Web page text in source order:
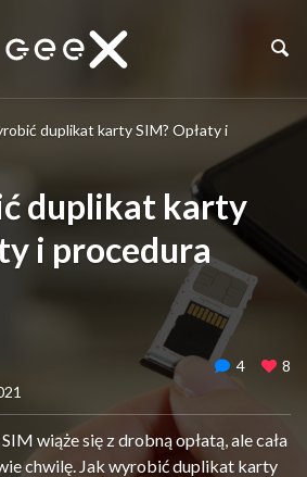
duplikat karty SIM? Opłaty i
duplikat karty
i procedura
4 8
wiąże się z drobną opłatą, ale cała
chwilę. Jak wyrobić duplikat karty